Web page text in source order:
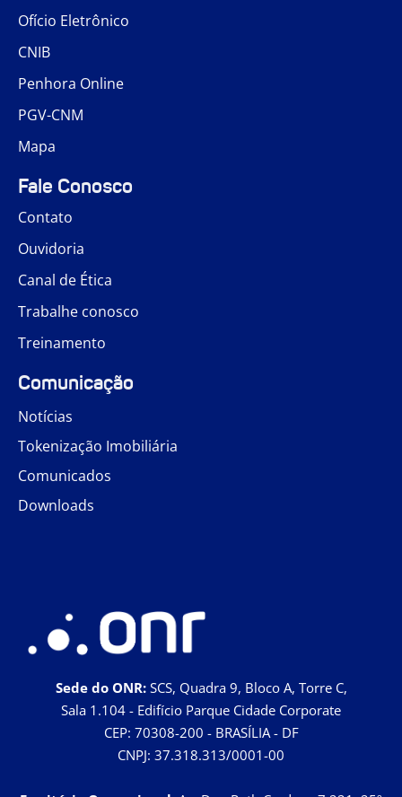
Ofício Eletrônico
CNIB
Penhora Online
PGV-CNM
Mapa
Fale Conosco
Contato
Ouvidoria
Canal de Ética
Trabalhe conosco
Treinamento
Comunicação
Notícias
Tokenização Imobiliária
Comunicados
Downloads
Sede do ONR:SCS, Quadra 9, Bloco A, Torre C,
Sala 1.104 - Edifício Parque Cidade Corporate
CEP: 70308-200 - BRASÍLIA - DF
CNPJ: 37.318.313/0001-00